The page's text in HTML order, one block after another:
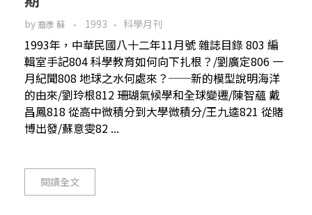
by 裔彥 蘇 1993 科學月刊
1993年，中華民國八十二年11月號 雜誌目錄 803 編
輯室手記804 科學教育如何向下扎根？/劉廣定806 一
月紀聞808 地球之水何處來？──新的模型說明海洋
的由來/劉玲根812 珊瑚氣候學和全球變遷/陳智蘊 戴
昌鳳818 從高中微積分到大學微積分/王九逵821 從賭
博出發/蘇意雯82 ...
閱讀全文